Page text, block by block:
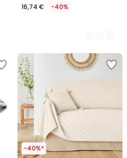
16,74 € -40%
-40%*